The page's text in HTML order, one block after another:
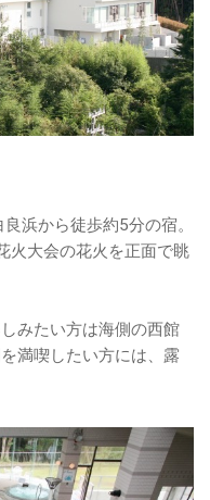
浜から徒歩約5分の宿。
火大会の花火を正面で眺
みたい方は海側の西館
満喫したい方には、露